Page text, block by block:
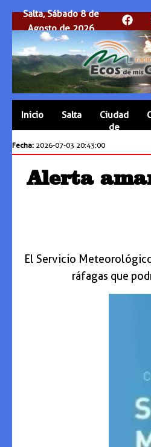
Salta, Sábado 8 de
Agosto de 2026
Inicio Salta
Ciudad
de
Fecha: 2026-07-03 20:43:00
Alerta
El Servicio
ráfagas que